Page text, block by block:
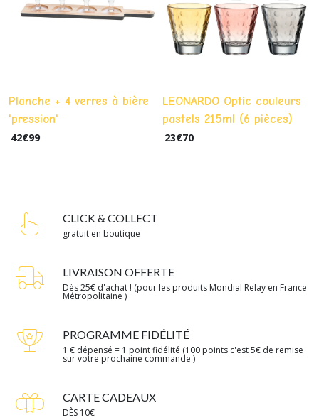
Planche + 4 verres à bière
'pression'
42€99
LEONARDO Optic couleurs
pastels 215ml (6 pièces)
23€70
CLICK & COLLECT
gratuit en boutique
LIVRAISON OFFERTE
Dès 25€ d'achat ! (pour les produits Mondial Relay en France
Métropolitaine )
PROGRAMME FIDÉLITÉ
1 € dépensé = 1 point fidélité (100 points c'est 5€ de remise
sur votre prochaine commande )
CARTE CADEAUX
DÈS 10€